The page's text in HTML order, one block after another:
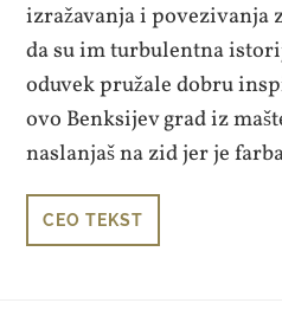
izražavanja i povezivanja
da su im turbulentna
oduvek pružale dobru
ovo Benksijev grad iz
naslanjaš na zid jer je
CEO TEKST